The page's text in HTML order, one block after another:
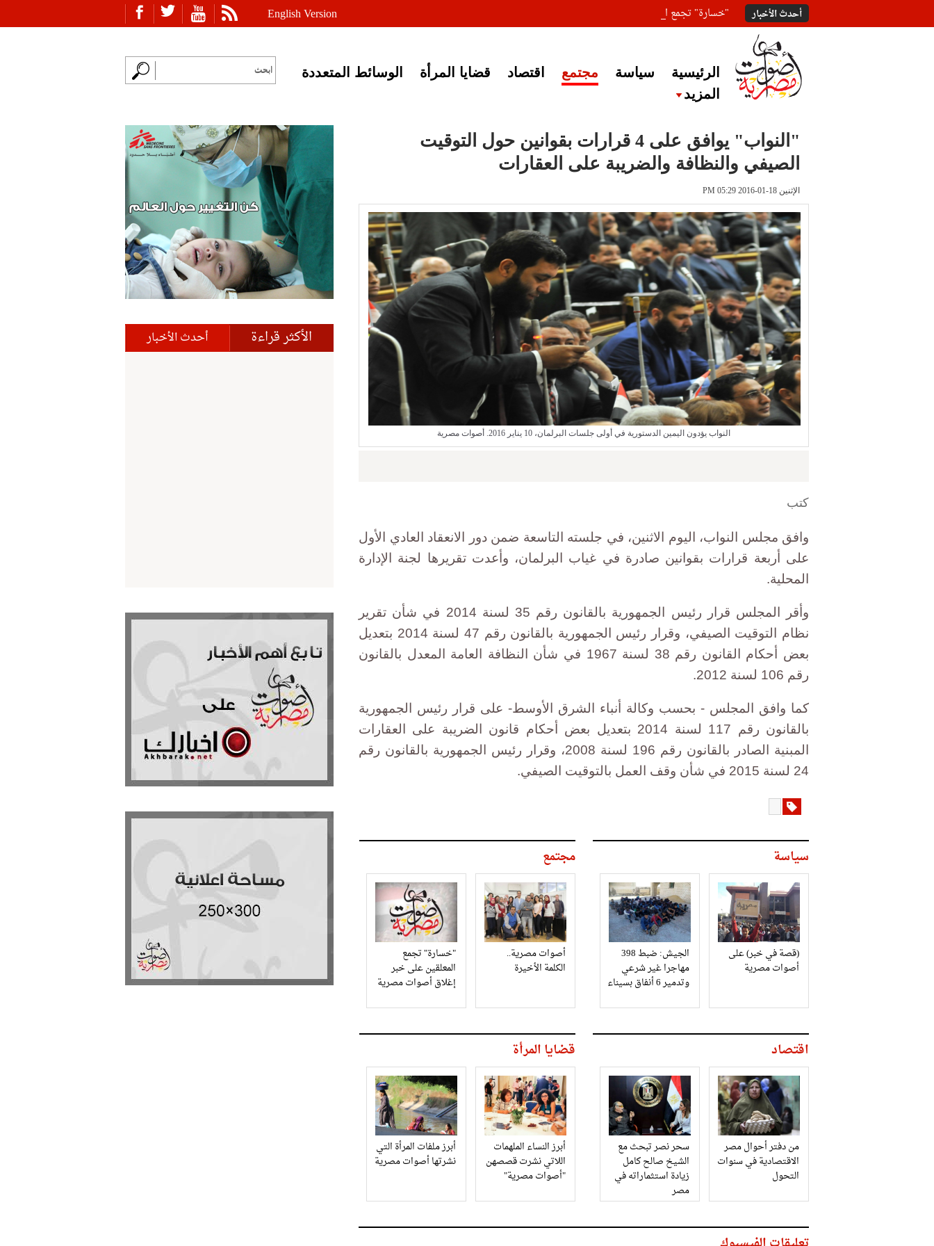
English Version أحدث الأخبار "خسارة" تجمع المعلقين على خبر إغلاق أصوات مصرية
الرئيسية سياسة مجتمع اقتصاد قضايا المرأة
الوسائط المتعددة
المزيد
"النواب" يوافق على 4 قرارات بقوانين حول التوقيت
الصيفي والنظافة والضريبة على العقارات
الإثنين 18-01-2016 PM 05:29
النواب يؤدون اليمين الدستورية في أولى جلسات البرلمان، 10 يناير 2016. أصوات مصرية
كتب
وافق مجلس النواب، اليوم الاثنين، في جلسته التاسعة ضمن دور الانعقاد العادي الأول
على أربعة قرارات بقوانين صادرة في غياب البرلمان، وأعدت تقريرها لجنة الإدارة
المحلية.
وأقر المجلس قرار رئيس الجمهورية بالقانون رقم 35 لسنة 2014 في شأن تقرير
نظام التوقيت الصيفي، وقرار رئيس الجمهورية بالقانون رقم 47 لسنة 2014 بتعديل
بعض أحكام القانون رقم 38 لسنة 1967 في شأن النظافة العامة المعدل بالقانون
رقم 106 لسنة 2012.
كما وافق المجلس - بحسب وكالة أنباء الشرق الأوسط- على قرار رئيس الجمهورية
بالقانون رقم 117 لسنة 2014 بتعديل بعض أحكام قانون الضريبة على العقارات
المبنية الصادر بالقانون رقم 196 لسنة 2008، وقرار رئيس الجمهورية بالقانون رقم
24 لسنة 2015 في شأن وقف العمل بالتوقيت الصيفي.
سياسة
(قصة في خبر) على
أصوات مصرية
الجيش: ضبط 398
مهاجرا غير شرعي
وتدمير 6 أنفاق بسيناء
مجتمع
أصوات مصرية..
الكلمة الأخيرة
"خسارة" تجمع
المعلقين على خبر
إغلاق أصوات مصرية
اقتصاد
من دفتر أحوال مصر
الاقتصادية في سنوات
التحول
سحر نصر تبحث مع
الشيخ صالح كامل
زيادة استثماراته في
مصر
قضايا المرأة
أبرز النساء الملهمات
اللاتي نشرت قصصهن
"أصوات مصرية"
أبرز ملفات المرأة التي
نشرتها أصوات مصرية
الأكثر قراءة أحدث الأخبار